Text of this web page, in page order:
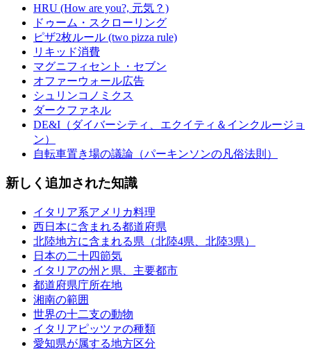
HRU (How are you?, 元気？)
ドゥーム・スクローリング
ピザ2枚ルール (two pizza rule)
リキッド消費
マグニフィセント・セブン
オファーウォール広告
シュリンコノミクス
ダークファネル
DE&I（ダイバーシティ、エクイティ＆インクルージョ
ン）
自転車置き場の議論（パーキンソンの凡俗法則）
新しく追加された知識
イタリア系アメリカ料理
西日本に含まれる都道府県
北陸地方に含まれる県（北陸4県、北陸3県）
日本の二十四節気
イタリアの州と県、主要都市
都道府県庁所在地
湘南の範囲
世界の十二支の動物
イタリアピッツァの種類
愛知県が属する地方区分